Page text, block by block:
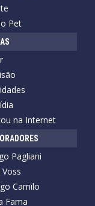
Pet
na Internet
Pagliani
Camilo
Fama